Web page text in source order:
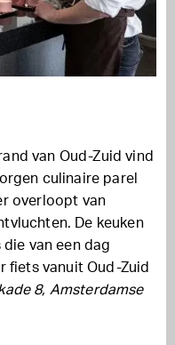
van Oud-Zuid vind
culinaire parel
overloopt van
De keuken
van een dag
fiets vanuit Oud-Zuid
8, Amsterdamse